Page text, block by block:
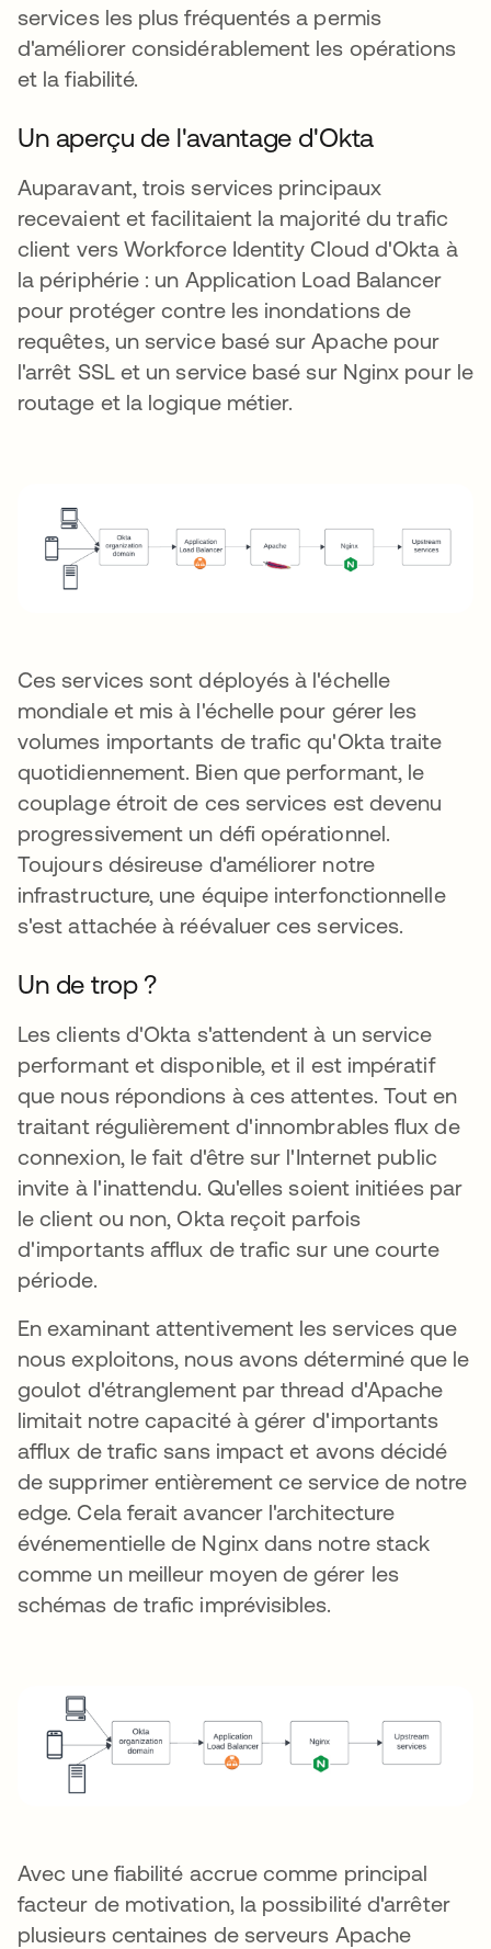
services les plus fréquentés a permis
d'améliorer considérablement les opérations
et la fiabilité.
Un aperçu de l'avantage d'Okta
Auparavant, trois services principaux
recevaient et facilitaient la majorité du trafic
client vers Workforce Identity Cloud d'Okta à
la périphérie : un Application Load Balancer
pour protéger contre les inondations de
requêtes, un service basé sur Apache pour
l'arrêt SSL et un service basé sur Nginx pour le
routage et la logique métier.
Ces services sont déployés à l'échelle
mondiale et mis à l'échelle pour gérer les
volumes importants de trafic qu'Okta traite
quotidiennement. Bien que performant, le
couplage étroit de ces services est devenu
progressivement un défi opérationnel.
Toujours désireuse d'améliorer notre
infrastructure, une équipe interfonctionnelle
s'est attachée à réévaluer ces services.
Un de trop ?
Les clients d'Okta s'attendent à un service
performant et disponible, et il est impératif
que nous répondions à ces attentes. Tout en
traitant régulièrement d'innombrables flux de
connexion, le fait d'être sur l'Internet public
invite à l'inattendu. Qu'elles soient initiées par
le client ou non, Okta reçoit parfois
d'importants afflux de trafic sur une courte
période.
En examinant attentivement les services que
nous exploitons, nous avons déterminé que le
goulot d'étranglement par thread d'Apache
limitait notre capacité à gérer d'importants
afflux de trafic sans impact et avons décidé
de supprimer entièrement ce service de notre
edge. Cela ferait avancer l'architecture
événementielle de Nginx dans notre stack
comme un meilleur moyen de gérer les
schémas de trafic imprévisibles.
Avec une fiabilité accrue comme principal
facteur de motivation, la possibilité d'arrêter
plusieurs centaines de serveurs Apache